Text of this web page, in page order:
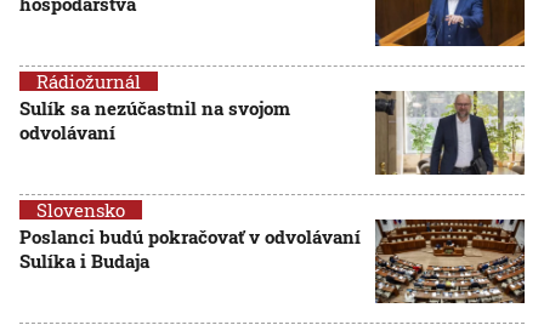
Rádiožurnál
Sulík sa nezúčastnil na svojom
odvolávaní
Slovensko
Poslanci budú pokračovať v odvolávaní
Sulíka i Budaja